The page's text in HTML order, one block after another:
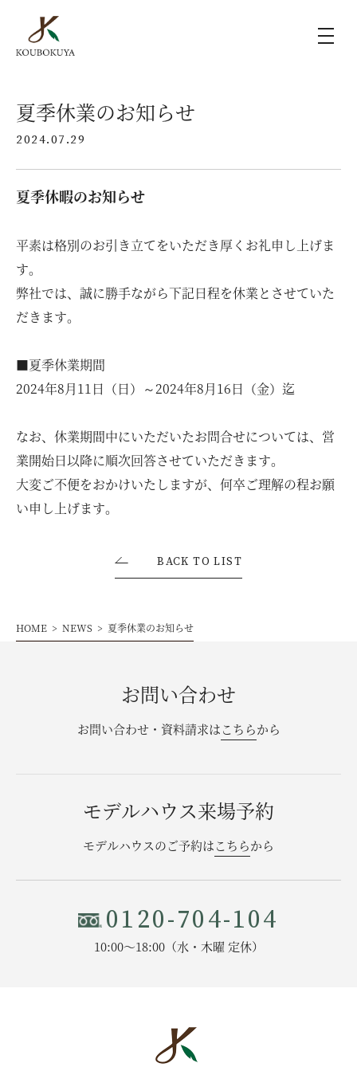
KOUBOKUYAの家づくり
施工事例
ラインナップ
モデルハウス（KOUBOX）
香木家通信
お客様の声
リノベーション
ペレットストーブ
会社情報
ニュース
お問い合わせ・資料請求
夏季休業のお知らせ
2024.07.29
夏季休暇のお知らせ
平素は格別のお引き立てをいただき厚くお礼申し上げま
す。
弊社では、誠に勝手ながら下記日程を休業とさせていた
だきます。
■夏季休業期間
2024年8月11日（日）～2024年8月16日（金）迄
なお、休業期間中にいただいたお問合せについては、営
業開始日以降に順次回答させていただきます。
大変ご不便をおかけいたしますが、何卒ご理解の程お願
い申し上げます。
BACK TO LIST
HOME NEWS 夏季休業のお知らせ
お問い合わせ
お問い合わせ・資料請求はこちらから
モデルハウス来場予約
モデルハウスのご予約はこちらから
0120-704-104
10:00〜18:00（水・木曜 定休）